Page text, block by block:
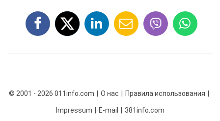
© 2001 - 2026 011info.com О нас Правила использования
Impressum E-mail 381info.com